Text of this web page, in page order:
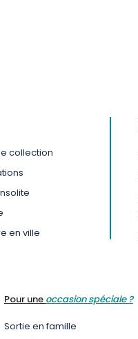
collection
en ville
Pour une occasion spéciale ?
Sortie en famille